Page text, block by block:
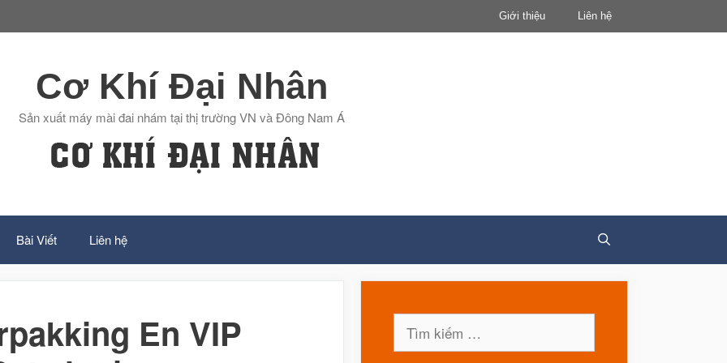
Giới thiệu Liên hệ
Cơ Khí Đại Nhân
Sản xuất máy mài đai nhám tại thị trường VN và Đông Nam Á
Bài Viết Liên hệ
En VIP
kiếm